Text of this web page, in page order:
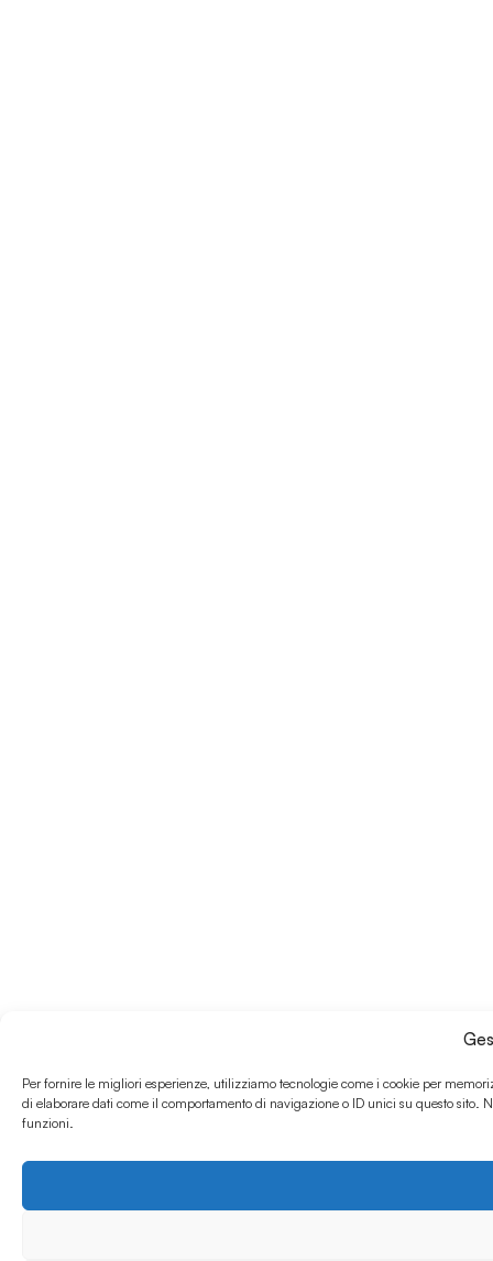
Per fornire le migliori esperienze, utilizziamo tecnologie come i cookie per
di elaborare dati come il comportamento di navigazione o ID unici su questo sito.
funzioni.